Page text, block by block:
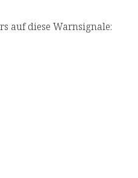
auf diese Warnsignale: